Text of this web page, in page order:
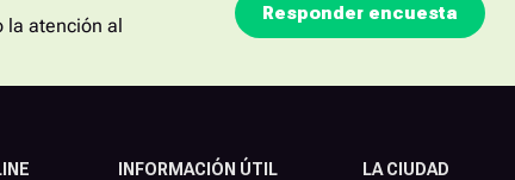
la atención al
Responder encuesta
INFORMACIÓN ÚTIL LA CIUDAD